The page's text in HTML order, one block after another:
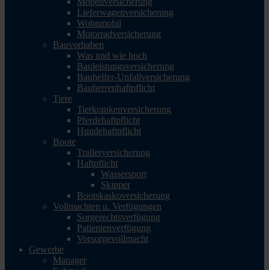
Lieferwagenversicherung
Wohnmobil
Motorradversicherung
Bauvorhaben
Was und wie hoch
Bauleistungsversicherung
Bauhelfer-Unfallversicherung
Bauherrenhaftpflicht
Tiere
Tierkrankenversicherung
Pferdehaftpflicht
Hundehaftpflicht
Boote
Trailerversicherung
Haftpflicht
Wassersport
Skipper
Bootskaskoversicherung
Vollmachten u. Verfügungen
Sorgerechtsverfügung
Patientenverfügung
Vorsorgevollmacht
Gewerbe
Manager